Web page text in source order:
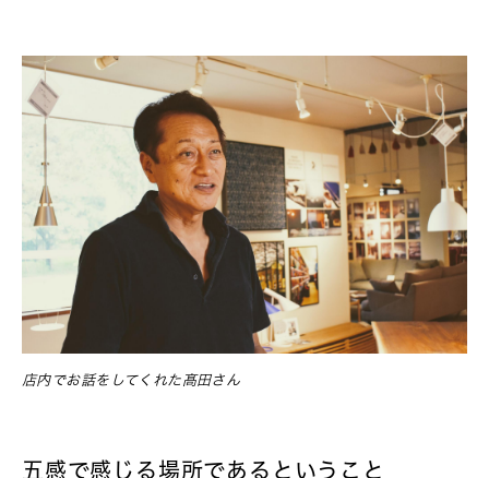
店内でお話をしてくれた髙田さん
五感で感じる場所であるということ